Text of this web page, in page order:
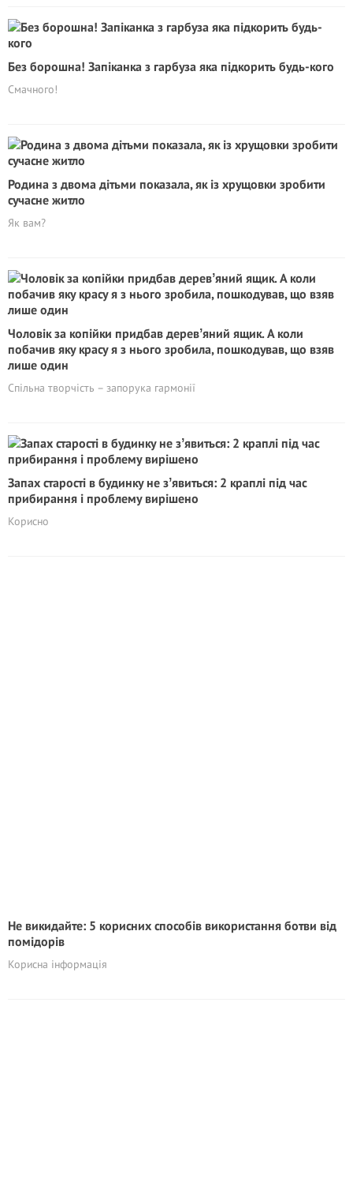
Без борошна! Запіканка з гарбуза яка підкорить будь-кого
Смачного!
Родина з двома дітьми показала, як із хрущовки зробити
сучасне житло
Як вам?
Чоловік за копійки придбав деревʼяний ящик. А коли
побачив яку красу я з нього зробила, пошкодував, що взяв
лише один
Спільна творчість – запорука гармонії
Запах стapocті в будинку не зʼявиться: 2 краплі під час
прибирання і проблему вирішено
Корисно
Не викидайте: 5 корисних способів використання ботви від
помідорів
Корисна інформація